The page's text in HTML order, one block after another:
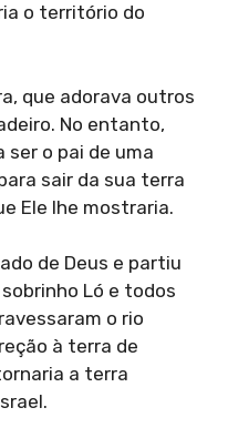
o território do
que adorava outros
No entanto,
ser o pai de uma
sair da sua terra
Ele lhe mostraria.
de Deus e partiu
Ló e todos
o rio
à terra de
a terra